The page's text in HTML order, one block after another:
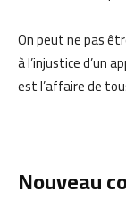
On peut ne pas
à l’injustice d’un
est l’affaire de
Nouveau